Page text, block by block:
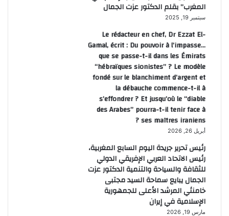
المغرب” بقلم الدكتور عزت الجمال
سبتمبر 19, 2025
Le rédacteur en chef, Dr Ezzat El-
Gamal, écrit : Du pouvoir à l’impasse…
que se passe-t-il dans les Émirats
“hébraïques sionistes” ? Le modèle
fondé sur le blanchiment d’argent et
la débauche commence-t-il à
s’effondrer ? Et jusqu’où le “diable
des Arabes” pourra-t-il tenir face à
ses maîtres iraniens ?
أبريل 26, 2026
رئيس تحرير جريدة اليوم السابع المغربية،
رئيس الاتحاد العربي الإفريقي الدولي
للثقافة والسياحة والتنمية الدكتور عزت
الجمال يبايع سماحة السيد مجتبى
خامنئي المرشد الأعلى للجمهورية
الإسلامية في إيران
مارس 19, 2026